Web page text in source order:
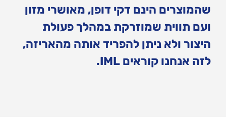
שהמוצרים הינם דקי דופן, מאושרי מזון
ועם תווית שמוזרקת במהלך פעולת
היצור ולא ניתן להפריד אותה מהאריזה,
לזה אנחנו קוראים IML.